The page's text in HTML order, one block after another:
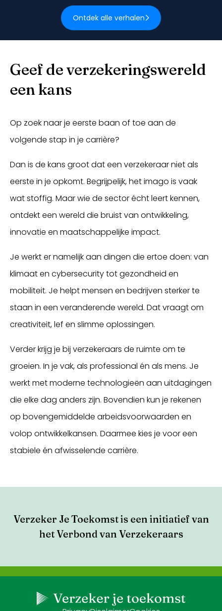
Ontdek alle verhalen
Geef de verzekeringswereld
een kans
Op zoek naar je eerste baan of toe aan de
volgende stap in je carrière?
Dan is de kans groot dat een verzekeraar niet als
eerste in je opkomt. Begrijpelijk, het imago is vaak
wat stoffig. Maar wie de sector écht leert kennen,
ontdekt een wereld die bruist van ontwikkeling,
innovatie en maatschappelijke impact.
Je werkt er namelijk aan dingen die ertoe doen: van
klimaat en cybersecurity tot gezondheid en
mobiliteit. Je helpt mensen en bedrijven sterker te
staan in een veranderende wereld. Dat vraagt om
creativiteit, lef en slimme oplossingen.
Verder krijg je bij verzekeraars de ruimte om te
groeien. In je vak, als professional én als mens. Je
werkt met moderne technologieën aan uitdagingen
die elke dag anders zijn. Bovendien kun je rekenen
op bovengemiddelde arbeidsvoorwaarden en
volop ontwikkelkansen. Daarmee kies je voor een
stabiele én afwisselende carrière.
Verzeker Je Toekomst is een initiatief van
het Verbond van Verzekeraars